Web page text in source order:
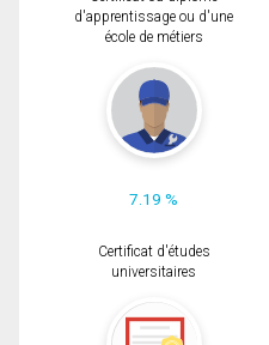
d'apprentissage ou d'une
école de métiers
7.19 %
Certificat d'études
universitaires